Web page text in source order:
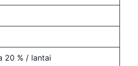
20 % / lantai